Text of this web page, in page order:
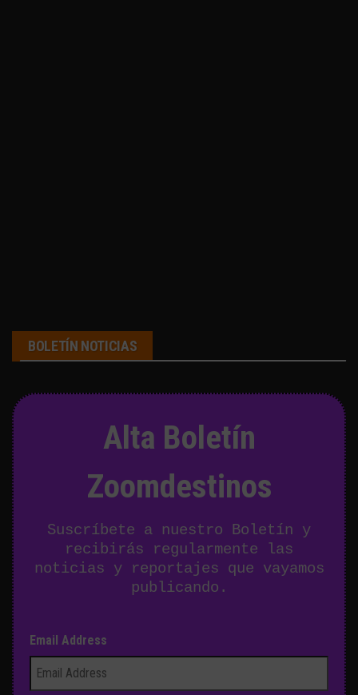
BOLETÍN NOTICIAS
Alta Boletín
Zoomdestinos
Suscríbete a nuestro Boletín y
recibirás regularmente las
noticias y reportajes que vayamos
publicando.
Email Address